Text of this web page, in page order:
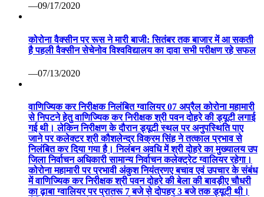
—09/17/2020
कोरोना वैक्सीन पर रूस ने मारी बाजी: सितंबर तक बाजार में आ सकती
है पहली वैक्सीन सेचेनोव विश्वविद्यालय का दावा सभी परीक्षण रहे सफल
—07/13/2020
वाणिज्यिक कर निरीक्षक निलंबित ग्वालियर 07 अप्रैल कोरोना महामारी
से निपटने हेतु वाणिज्यिक कर निरीक्षक श्री पवन दोहरे की ड्यूटी लगाई
गई थी। लेकिन निरीक्षण के दौरान ड्यूटी स्थल पर अनुपस्थिति पाए
जाने पर कलेक्टर श्री कौशलेन्द्र विक्रम सिंह ने तत्काल प्रभाव से
निलंबित कर दिया गया है। निलंबन अवधि में श्री दोहरे का मुख्यालय उप
जिला निर्वाचन अधिकारी सामान्य निर्वाचन कलेक्ट्रेट ग्वालियर रहेगा।
कोरोना महामारी पर प्रभावी अंकुश नियंत्रणए बचाव एवं उपचार के संबंध
में वाणिज्यिक कर निरीक्षक श्री पवन दोहरे की बेला की बावड़ीए चौधरी
का ढ़ाबा ग्वालियर पर प्रातरू 7 बजे से दोपहर 3 बजे तक ड्यूटी थी।